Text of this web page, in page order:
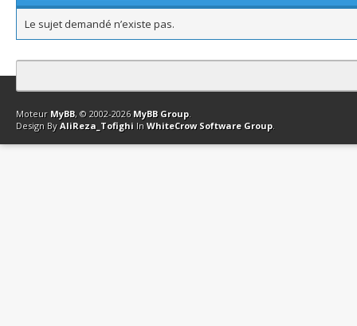
Le sujet demandé n’existe pas.
Contact Club Affiliation Retourner en haut Version bas-débit
Moteur MyBB, © 2002-2026 MyBB Group.
Design By AliReza_Tofighi In WhiteCrow Software Group.